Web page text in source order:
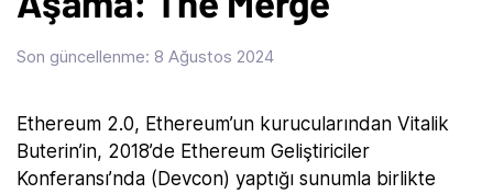
Son güncellenme: 8 Ağustos 2024
Ethereum 2.0, Ethereum’un kurucularından Vitalik
Buterin’in, 2018’de Ethereum Geliştiriciler
Konferansı’nda (Devcon) yaptığı sunumla birlikte